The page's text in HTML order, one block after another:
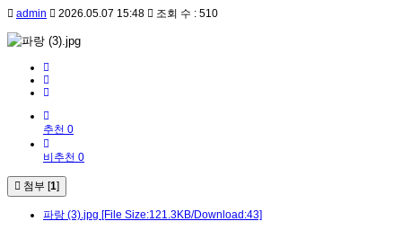
admin 2026.05.07 15:48 조회 수 : 510
추천 0
비추천 0
첨부 [1]
파랑 (3).jpg [File Size:121.3KB/Download:43]